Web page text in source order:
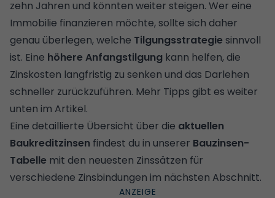
zehn Jahren und könnten weiter steigen. Wer eine
Immobilie finanzieren möchte, sollte sich daher
genau überlegen, welche Tilgungsstrategie sinnvoll
ist. Eine höhere Anfangstilgung kann helfen, die
Zinskosten langfristig zu senken und das Darlehen
schneller zurückzuführen. Mehr Tipps gibt es weiter
unten im Artikel.
Eine detaillierte Übersicht über die aktuellen
Baukreditzinsen findest du in unserer Bauzinsen-
Tabelle mit den neuesten Zinssätzen für
verschiedene Zinsbindungen im nächsten Abschnitt.